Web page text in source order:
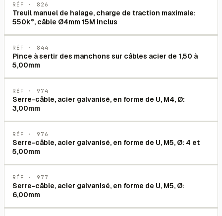
RÉF · 826
Treuil manuel de halage, charge de traction maximale:
550k°, câble Ø4mm 15M inclus
RÉF · 844
Pince à sertir des manchons sur câbles acier de 1,50 à
5,00mm
RÉF · 974
Serre-câble, acier galvanisé, en forme de U, M4, Ø:
3,00mm
RÉF · 976
Serre-câble, acier galvanisé, en forme de U, M5, Ø: 4 et
5,00mm
RÉF · 977
Serre-câble, acier galvanisé, en forme de U, M5, Ø:
6,00mm